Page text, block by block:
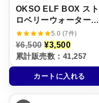
OKSO ELF BOX スト
ロベリーウォーターメ
ロン味【ニコパフ】
5%
5.0 (7件)
¥6,500 元
の
価
格
は
¥
¥3,500現
在
の
価
格
は
累計販売数：41,257
カートに入れる